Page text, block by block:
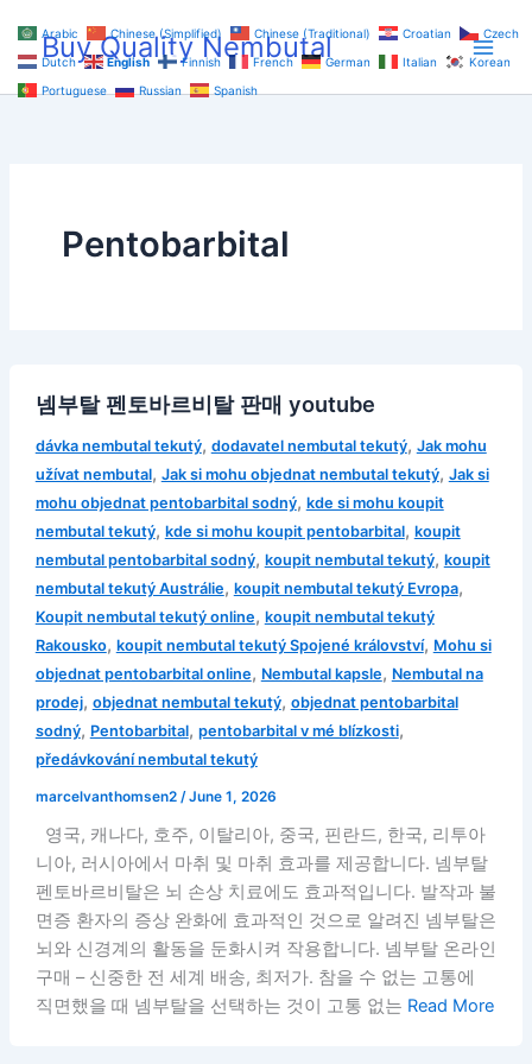
content
Buy Quality Nembutal
Pentobarbital
넴부탈 펜토바르비탈 판매 youtube
dávka nembutal tekutý, dodavatel nembutal tekutý, Jak mohu
užívat nembutal, Jak si mohu objednat nembutal tekutý, Jak si
mohu objednat pentobarbital sodný, kde si mohu koupit
nembutal tekutý, kde si mohu koupit pentobarbital, koupit
nembutal pentobarbital sodný, koupit nembutal tekutý, koupit
nembutal tekutý Austrálie, koupit nembutal tekutý Evropa,
Koupit nembutal tekutý online, koupit nembutal tekutý
Rakousko, koupit nembutal tekutý Spojené království, Mohu si
objednat pentobarbital online, Nembutal kapsle, Nembutal na
prodej, objednat nembutal tekutý, objednat pentobarbital
sodný, Pentobarbital, pentobarbital v mé blízkosti,
předávkování nembutal tekutý
marcelvanthomsen2 /June 1, 2026
영국, 캐나다, 호주, 이탈리아, 중국, 핀란드, 한국, 리투아
니아, 러시아에서 마취 및 마취 효과를 제공합니다. 넴부탈
펜토바르비탈은 뇌 손상 치료에도 효과적입니다. 발작과 불
면증 환자의 증상 완화에 효과적인 것으로 알려진 넴부탈은
뇌와 신경계의 활동을 둔화시켜 작용합니다. 넴부탈 온라인
구매 – 신중한 전 세계 배송, 최저가. 참을 수 없는 고통에
직면했을 때 넴부탈을 선택하는 것이 고통 없는 Read More
Arabic Chinese (Simplified) Chinese (Traditional) Croatian
Czech
Dutch
English Finnish French German Italian
Korean
Portuguese
Russian Spanish